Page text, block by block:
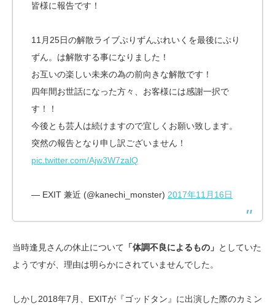
皆様に報告です！
11月25日の解散ライブぷりずんぶれいくを最後にぷり
ずん。は解散する事になりました！
お互いの楽しい未来の為の前向きな解散です！
四年間お世話になった方々、お客様には感謝一択で
す！！
今後とも芸人は続けますので宜しくお願い致します。
突然の報告となり申し訳ございません！
pic.twitter.com/Ajw3W7zalQ
— EXIT 兼近 (@kanechi_monster) 2017年11月16日
当時逢見さんの休止について 「体調不良によるもの」 としていた
ようですが、理由は明らかにされていませんでした。
しかし2018年7月、EXITが『ゴッドタン』に出演した際のカミン